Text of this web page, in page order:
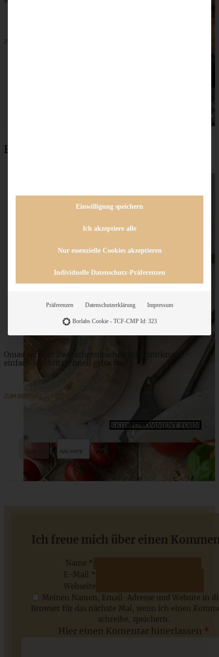
ZUM BEITRAG
Cheesecake Streusel Pie mit Erdbeeren und Rhabarber
Würziger Bratapfel-Käsekuchen mit Zimtstreuseln
Beliebteste Rezepte
Omas saftiger Zwetschgenkuchen mit Zimtkruste -
einfach und blitzschnell gebacken
ZUM BEITRAG
Saisonale Rezepte im Juli - meine 7 sommerlichen
Lieblinge, die Ihr jetzt unbedingt ausprobieren solltet
SKIP TO COMMENT FORM
Ich freue mich über einen
Name *
E-Mail *
Webseite
Meinen Namen, Email-Adresse und Website in
Browser für das nächste Mal, wenn ich einen
schreibe, speichern.
Hier einen Komentar hinerlassen *
Einwilligung speichern
Ich akzeptiere alle
Nur essenzielle Cookies akzeptieren
Individuelle Datenschutz-Präferenzen
Präferenzen Datenschutzerklärung Impressum
Borlabs Cookie - TCF-CMP Id: 323